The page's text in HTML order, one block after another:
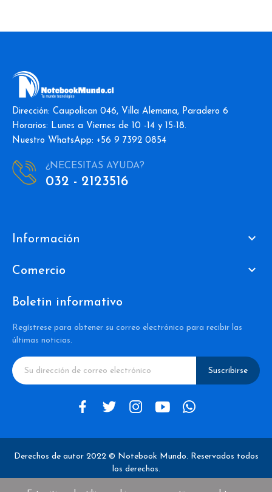
Dirección: Caupolican 046, Villa Alemana, Paradero 6
Horarios: Lunes a Viernes de 10 -14 y 15-18.
Nuestro WhatsApp: +56 9 7392 0854
¿NECESITAS AYUDA?
032 - 2123516
Información 
Comercio 
Boletin informativo
Regístrese para obtener su correo electrónico para recibir las
últimas noticias.
Suscribirse
Derechos de autor 2022 © Notebook Mundo. Reservados todos
los derechos.